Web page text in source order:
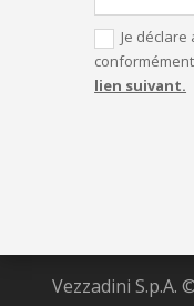
Je
lien suivant.
Vezzadini S.p.A.